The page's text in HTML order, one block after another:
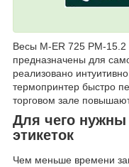
Весы M-ER 725 PM-15.2
предназначены для
реализовано
термопринтер быстро
торговом зале
Для чего
этикеток
Чем меньше времени